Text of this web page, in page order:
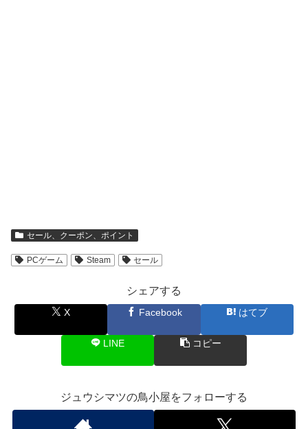
セール、クーポン、ポイント
PCゲーム Steam セール
シェアする
X Facebook はてブ
LINE コピー
ジュウシマツの鳥小屋をフォローする